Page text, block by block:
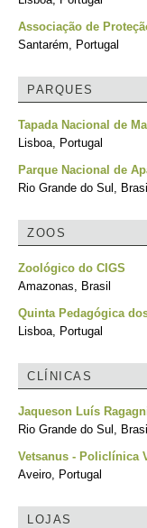
Associação de
Santarém, Portugal
PARQUES
Tapada Nacional de
Lisboa, Portugal
Parque Nacional de
Rio Grande do Sul, Brasil
ZOOS
Zoológico do CIGS
Amazonas, Brasil
Quinta Pedagógica
Lisboa, Portugal
CLÍNICAS
Jaqueson Luís
Rio Grande do Sul, Brasil
Vetsanus - Policlínica
Aveiro, Portugal
LOJAS